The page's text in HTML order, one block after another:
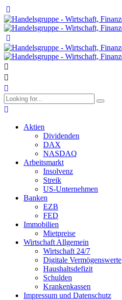
Aktien
Dividenden
DAX
NASDAQ
Arbeitsmarkt
Insolvenz
Streik
US-Unternehmen
Banken
EZB
FED
Immobilien
Mietpreise
Wirtschaft Allgemein
Wirtschaft 24/7
Digitale Vermögenswerte
Haushaltsdefizit
Schulden
Krankenkassen
Impressum und Datenschutz